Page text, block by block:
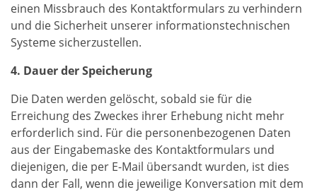
einen Missbrauch des Kontaktformulars zu verhindern
und die Sicherheit unserer informationstechnischen
Systeme sicherzustellen.
4. Dauer der Speicherung
Die Daten werden gelöscht, sobald sie für die
Erreichung des Zweckes ihrer Erhebung nicht mehr
erforderlich sind. Für die personenbezogenen Daten
aus der Eingabemaske des Kontaktformulars und
diejenigen, die per E-Mail übersandt wurden, ist dies
dann der Fall, wenn die jeweilige Konversation mit dem